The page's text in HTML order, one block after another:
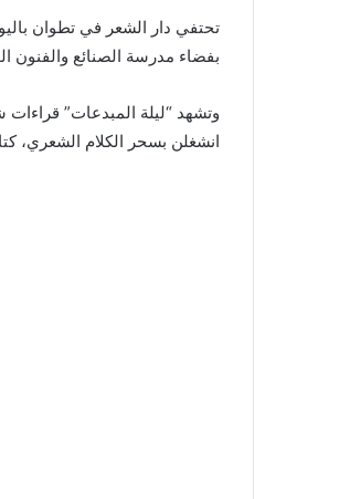
بفضاء مدرسة الصنائع والفنون
وتشهد “ليلة المبدعات”
انشغلن بسحر الكلام الشعري،